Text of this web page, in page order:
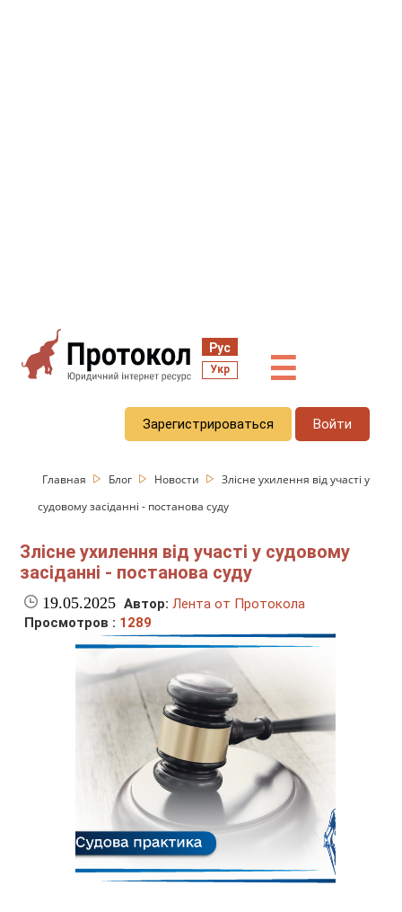
Рус
Укр ☰
Зарегистрироваться Войти
Главная Блог Новости
Злісне ухилення від участі у
судовому засіданні - постанова суду
Злісне ухилення від участі у судовому
засіданні - постанова суду
19.05.2025 Автор: Лента от Протокола
Просмотров : 1289